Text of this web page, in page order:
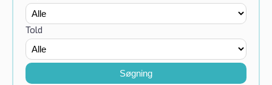
Told
Søgning